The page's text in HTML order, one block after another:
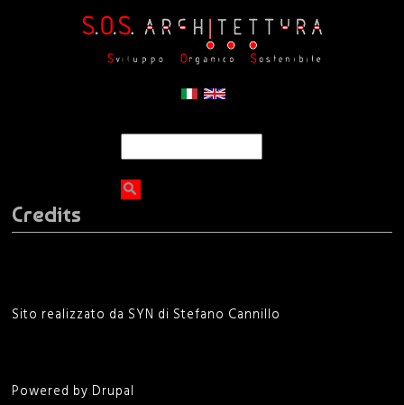
F
o
r
d
r
e
r
c
Credits
Sito realizzato da SYN di Stefano Cannillo
Powered by Drupal